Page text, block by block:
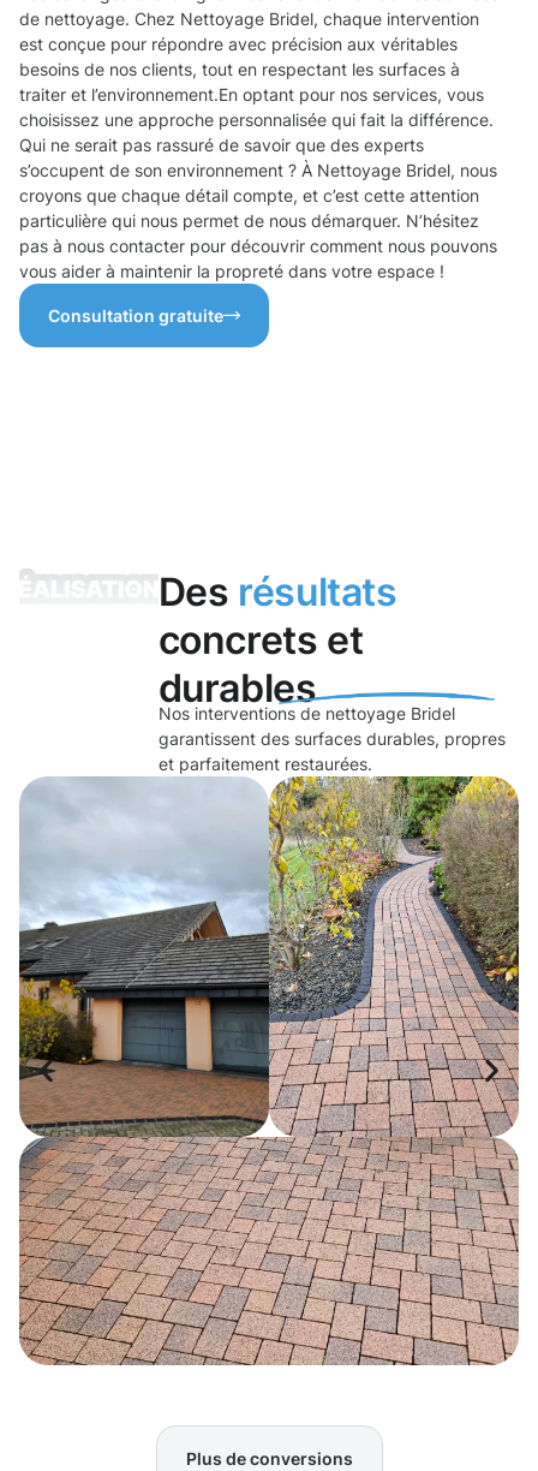
de nettoyage. Chez Nettoyage Bridel, chaque intervention
est conçue pour répondre avec précision aux véritables
besoins de nos clients, tout en respectant les surfaces à
traiter et l’environnement.En optant pour nos services, vous
choisissez une approche personnalisée qui fait la différence.
Qui ne serait pas rassuré de savoir que des experts
s’occupent de son environnement ? À Nettoyage Bridel, nous
croyons que chaque détail compte, et c’est cette attention
particulière qui nous permet de nous démarquer. N’hésitez
pas à nous contacter pour découvrir comment nous pouvons
vous aider à maintenir la propreté dans votre espace !
Consultation gratuite
Des résultats
concrets et
durables
Nos interventions de nettoyage Bridel
garantissent des surfaces durables, propres
et parfaitement restaurées.
Plus de conversions